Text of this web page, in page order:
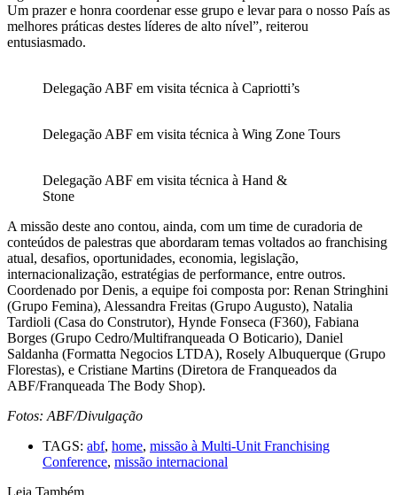
Um prazer e honra coordenar esse grupo e levar para o nosso País as
melhores práticas destes líderes de alto nível”, reiterou
entusiasmado.
Delegação ABF em visita técnica à Capriotti’s
Delegação ABF em visita técnica à Wing Zone Tours
Delegação ABF em visita técnica à Hand &
Stone
A missão deste ano contou, ainda, com um time de curadoria de
conteúdos de palestras que abordaram temas voltados ao franchising
atual, desafios, oportunidades, economia, legislação,
internacionalização, estratégias de performance, entre outros.
Coordenado por Denis, a equipe foi composta por: Renan Stringhini
(Grupo Femina), Alessandra Freitas (Grupo Augusto), Natalia
Tardioli (Casa do Construtor), Hynde Fonseca (F360), Fabiana
Borges (Grupo Cedro/Multifranqueada O Boticario), Daniel
Saldanha (Formatta Negocios LTDA), Rosely Albuquerque (Grupo
Florestas), e Cristiane Martins (Diretora de Franqueados da
ABF/Franqueada The Body Shop).
Fotos: ABF/Divulgação
TAGS: abf, home, missão à Multi-Unit Franchising
Conference, missão internacional